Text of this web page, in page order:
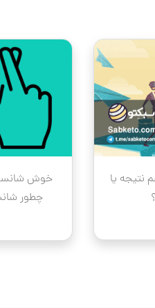
نتیجه یا
خوش شانسی
چطور